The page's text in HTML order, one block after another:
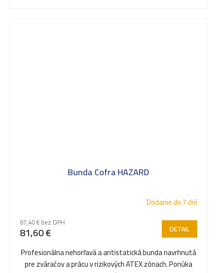
Bunda Cofra HAZARD
Dodanie do 7 dní
67,40 € bez DPH
81,60 € DETAIL
Profesionálna nehorľavá a antistatická bunda navrhnutá
pre zváračov a prácu v rizikových ATEX zónach. Ponúka